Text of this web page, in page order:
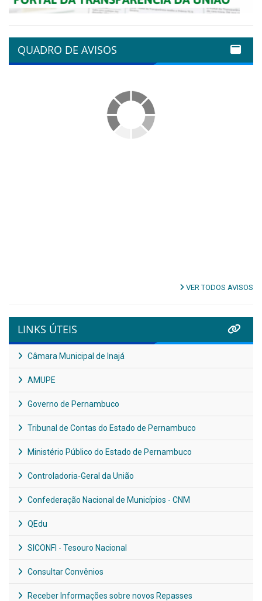
QUADRO DE AVISOS
VER TODOS AVISOS
LINKS ÚTEIS
Câmara Municipal de Inajá
AMUPE
Governo de Pernambuco
Tribunal de Contas do Estado de Pernambuco
Ministério Público do Estado de Pernambuco
Controladoria-Geral da União
Confederação Nacional de Municípios - CNM
QEdu
SICONFI - Tesouro Nacional
Consultar Convênios
Receber Informações sobre novos Repasses